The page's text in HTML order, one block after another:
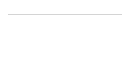
Reichssache“ („Тајна државна